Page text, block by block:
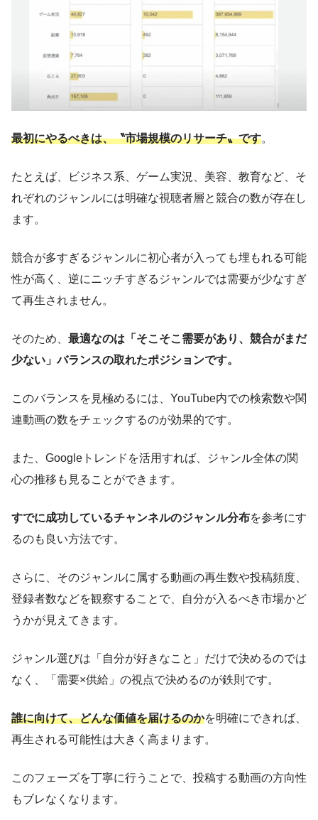
最初にやるべきは、〝市場規模のリサーチ〟です。
たとえば、ビジネス系、ゲーム実況、美容、教育など、そ
れぞれのジャンルには明確な視聴者層と競合の数が存在し
ます。
競合が多すぎるジャンルに初心者が入っても埋もれる可能
性が高く、逆にニッチすぎるジャンルでは需要が少なすぎ
て再生されません。
そのため、 最適なのは「そこそこ需要があり、競合がまだ
少ない」バランスの取れたポジションです。
このバランスを見極めるには、YouTube内での検索数や関
連動画の数をチェックするのが効果的です。
また、Googleトレンドを活用すれば、ジャンル全体の関
心の推移も見ることができます。
すでに成功しているチャンネルのジャンル分布を参考にす
るのも良い方法です。
さらに、そのジャンルに属する動画の再生数や投稿頻度、
登録者数などを観察することで、自分が入るべき市場かど
うかが見えてきます。
ジャンル選びは「自分が好きなこと」だけで決めるのでは
なく、「需要×供給」の視点で決めるのが鉄則です。
誰に向けて、どんな価値を届けるのかを明確にできれば、
再生される可能性は大きく高まります。
このフェーズを丁寧に行うことで、投稿する動画の方向性
もブレなくなります。